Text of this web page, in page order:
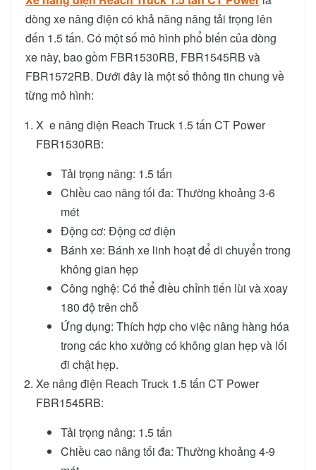
dòng xe nâng điện có khả năng nâng tải trọng lên
đến 1.5 tấn. Có một số mô hình phổ biến của dòng
xe này, bao gồm FBR1530RB, FBR1545RB và
FBR1572RB. Dưới đây là một số thông tin chung về
từng mô hình:
X e nâng điện Reach Truck 1.5 tấn CT Power
FBR1530RB:
Tải trọng nâng: 1.5 tấn
Chiều cao nâng tối đa: Thường khoảng 3-6
mét
Động cơ: Động cơ điện
Bánh xe: Bánh xe linh hoạt để di chuyển trong
không gian hẹp
Công nghệ: Có thể điều chỉnh tiến lùi và xoay
180 độ trên chỗ
Ứng dụng: Thích hợp cho việc nâng hàng hóa
trong các kho xưởng có không gian hẹp và lối
đi chật hẹp.
Xe nâng điện Reach Truck 1.5 tấn CT Power
FBR1545RB:
Tải trọng nâng: 1.5 tấn
Chiều cao nâng tối đa: Thường khoảng 4-9